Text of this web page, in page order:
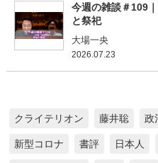
今週の雑談＃109
と祭祀
大場一央
2026.07.23
クライテリオン 藤井聡 政
新型コロナ 書評 日本人